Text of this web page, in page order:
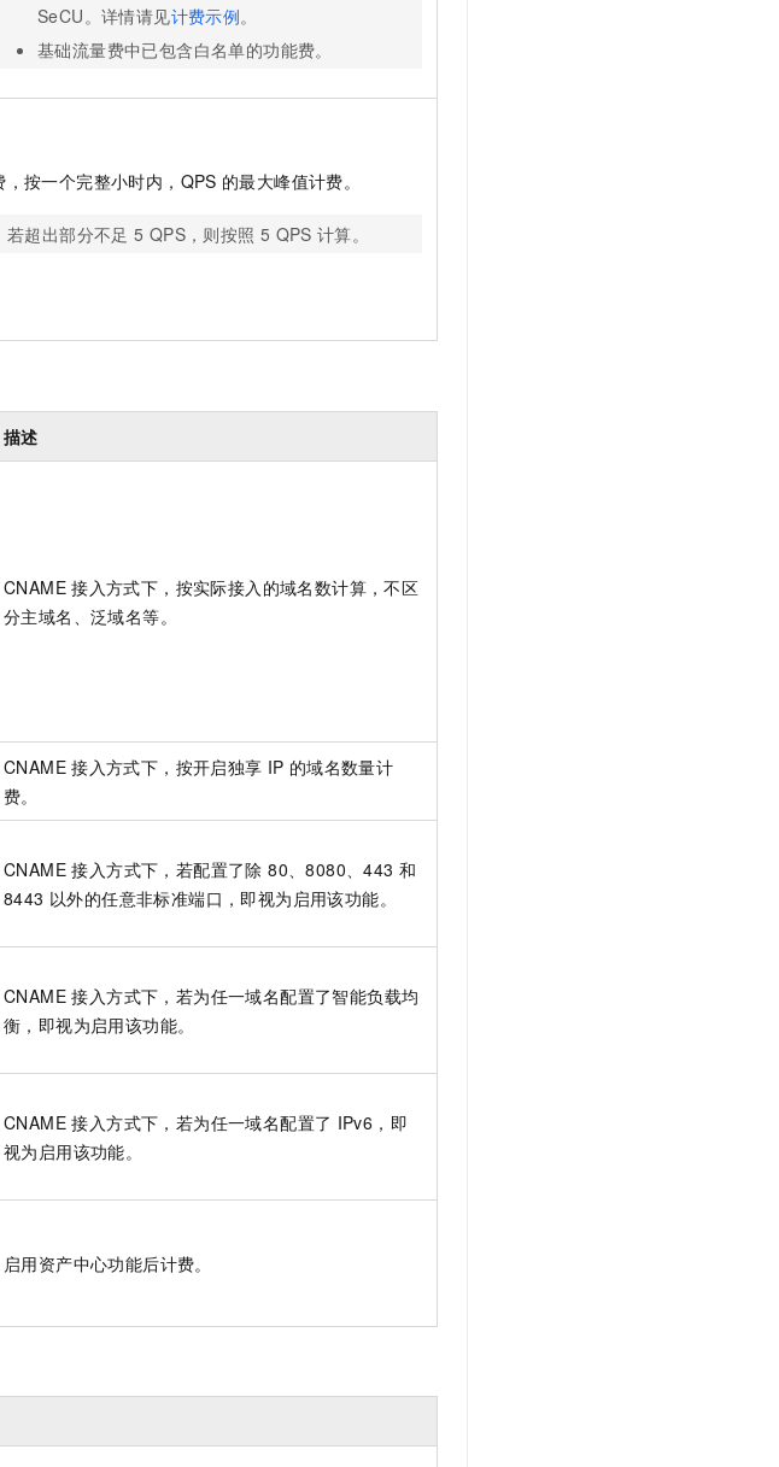
SeCU。详情请见计费示例。
基础流量费中已包含白名单的功能费。
，按一个完整小时内，QPS 的最大峰值计费。
若超出部分不足 5 QPS，则按照 5 QPS 计算。
描述
CNAME 接入方式下，按实际接入的域名数计算，不区
分主域名、泛域名等。
CNAME 接入方式下，按开启独享 IP 的域名数量计
费。
CNAME 接入方式下，若配置了除 80、8080、443 和
8443 以外的任意非标准端口，即视为启用该功能。
CNAME 接入方式下，若为任一域名配置了智能负载均
衡，即视为启用该功能。
CNAME 接入方式下，若为任一域名配置了 IPv6，即
视为启用该功能。
启用资产中心功能后计费。